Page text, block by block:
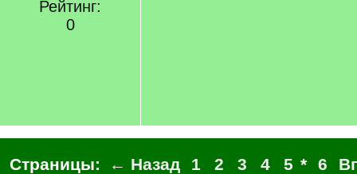
Рейтинг:
0
Страницы: ← Назад 1 2 3 4 5 * 6